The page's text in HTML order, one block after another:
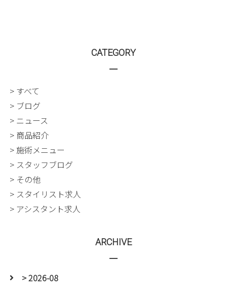
CATEGORY
> すべて
> ブログ
> ニュース
> 商品紹介
> 施術メニュー
> スタッフブログ
> その他
> スタイリスト求人
> アシスタント求人
ARCHIVE
> 2026-08